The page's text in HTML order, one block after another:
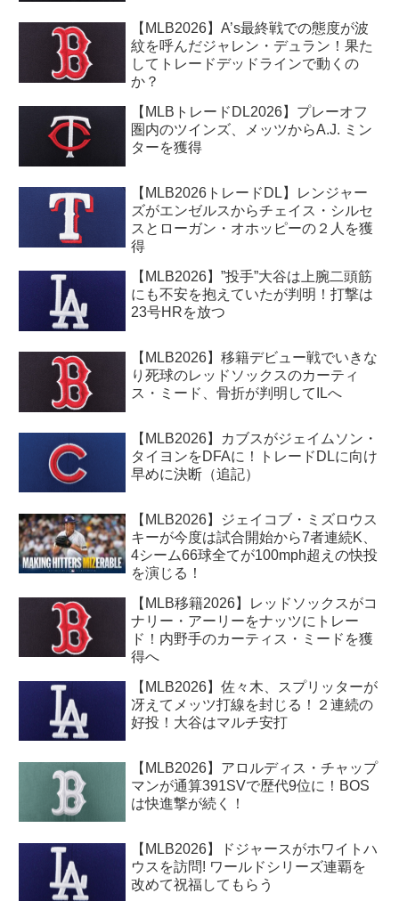
【MLB2026】A’s最終戦での態度が波
紋を呼んだジャレン・デュラン！果た
してトレードデッドラインで動くの
か？
【MLBトレードDL2026】プレーオフ
圏内のツインズ、メッツからA.J. ミン
ターを獲得
【MLB2026トレードDL】レンジャー
ズがエンゼルスからチェイス・シルセ
スとローガン・オホッピーの２人を獲
得
【MLB2026】”投手”大谷は上腕二頭筋
にも不安を抱えていたが判明！打撃は
23号HRを放つ
【MLB2026】移籍デビュー戦でいきな
り死球のレッドソックスのカーティ
ス・ミード、骨折が判明してILへ
【MLB2026】カブスがジェイムソン・
タイヨンをDFAに！トレードDLに向け
早めに決断（追記）
【MLB2026】ジェイコブ・ミズロウス
キーが今度は試合開始から7者連続K、
4シーム66球全てが100mph超えの快投
を演じる！
【MLB移籍2026】レッドソックスがコ
ナリー・アーリーをナッツにトレー
ド！内野手のカーティス・ミードを獲
得へ
【MLB2026】佐々木、スプリッターが
冴えてメッツ打線を封じる！２連続の
好投！大谷はマルチ安打
【MLB2026】アロルディス・チャップ
マンが通算391SVで歴代9位に！BOS
は快進撃が続く！
【MLB2026】ドジャースがホワイトハ
ウスを訪問! ワールドシリーズ連覇を
改めて祝福してもらう